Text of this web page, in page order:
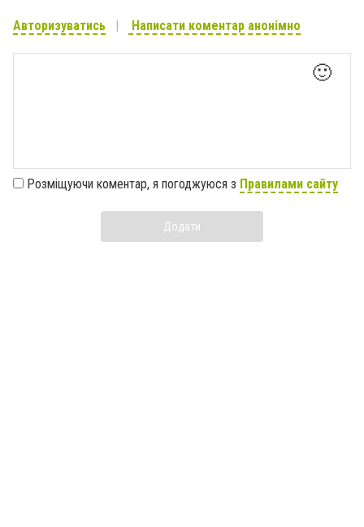
Авторизуватись Написати коментар анонімно
🙂
Розміщуючи коментар, я погоджуюся з Правилами сайту
Додати